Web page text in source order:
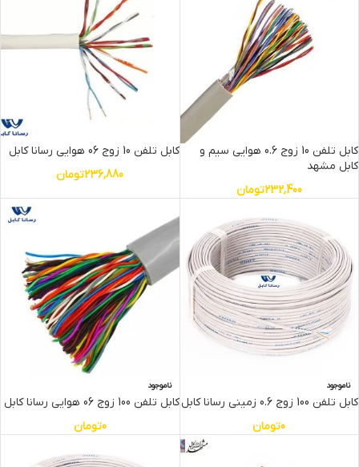
کابل تلفن 10 زوج 0.6 هوایی سیم و
کابل مشهد
232,400تومان
کابل تلفن 10 زوج 06 هوایی رسانا کابل
236,880تومان
ناموجود
کابل تلفن 100 زوج 0.6 زمینی رسانا کابل
0تومان
ناموجود
کابل تلفن 100 زوج 06 هوایی رسانا کابل
0تومان